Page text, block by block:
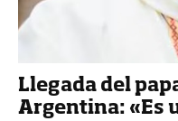
Llegada del
Argentina: «Es